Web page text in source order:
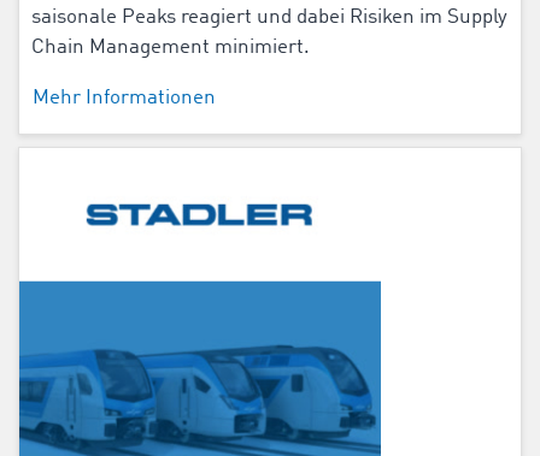
saisonale Peaks reagiert und dabei Risiken im Supply
Chain Management minimiert.
Mehr Informationen